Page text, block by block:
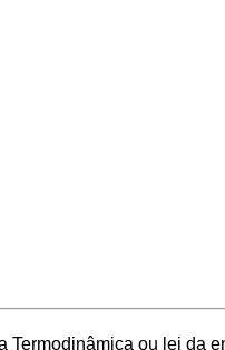
Termodinâmica ou lei da